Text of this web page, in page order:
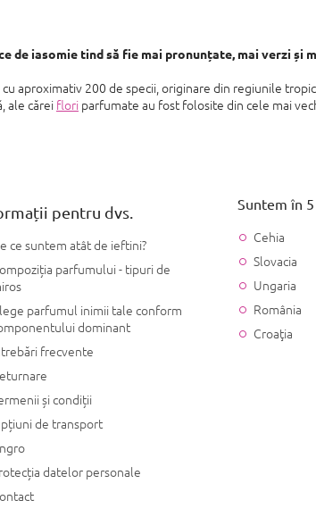
de iasomie tind să fie mai pronunțate, mai verzi și
aproximativ 200 de specii, originare din regiunile
ale cărei flori parfumate au fost folosite din cele mai
pentru dvs.
ce suntem atât de ieftini?
parfumului - tipuri de
parfumul inimii tale conform
dominant
frecvente
și condiții
de transport
datelor personale
Suntem în
Cehia
Slovacia
Ungaria
România
Croaţia